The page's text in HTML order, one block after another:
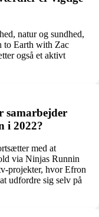
natur og sundhed,
to Earth with Zac
også et aktivt
samarbejder
i 2022?
med at
via Ninjas Runnin
projekter, hvor Efron
udfordre sig selv på